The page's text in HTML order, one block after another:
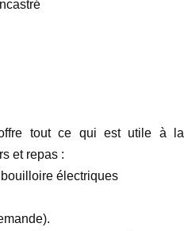
tout ce qui est utile à la
et repas :
électriques